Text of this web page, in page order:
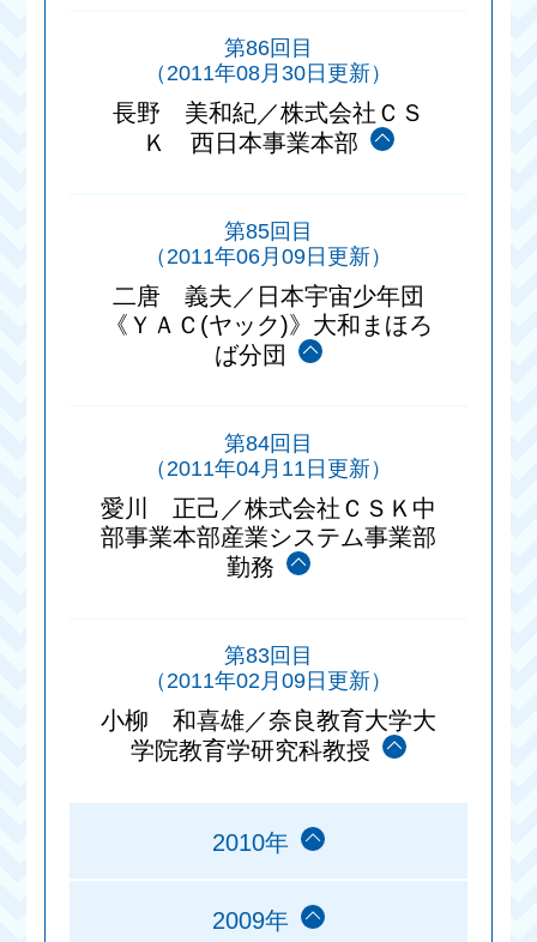
第86回目
（2011年08月30日更新）
長野 美和紀／株式会社ＣＳ
Ｋ 西日本事業本部
第85回目
（2011年06月09日更新）
二唐 義夫／日本宇宙少年団
《ＹＡＣ(ヤック)》大和まほろ
ば分団
第84回目
（2011年04月11日更新）
愛川 正己／株式会社ＣＳＫ中
部事業本部産業システム事業部
勤務
第83回目
（2011年02月09日更新）
小柳 和喜雄／奈良教育大学大
学院教育学研究科教授
2010年
2009年